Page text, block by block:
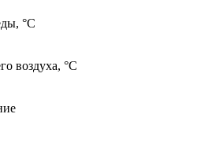
°С
воздуха, °С